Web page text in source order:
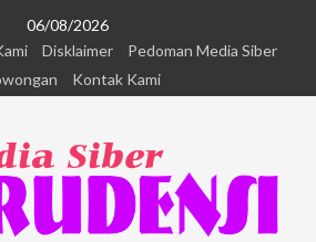
06/08/2026
Disklaimer
Pedoman Media Siber
Kontak Kami